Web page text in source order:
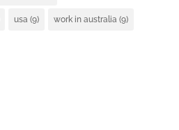
usa (9) work in australia (9)